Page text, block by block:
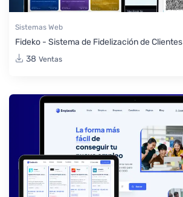
Sistemas Web
Fideko - Sistema de Fidelización de Clientes
38 Ventas